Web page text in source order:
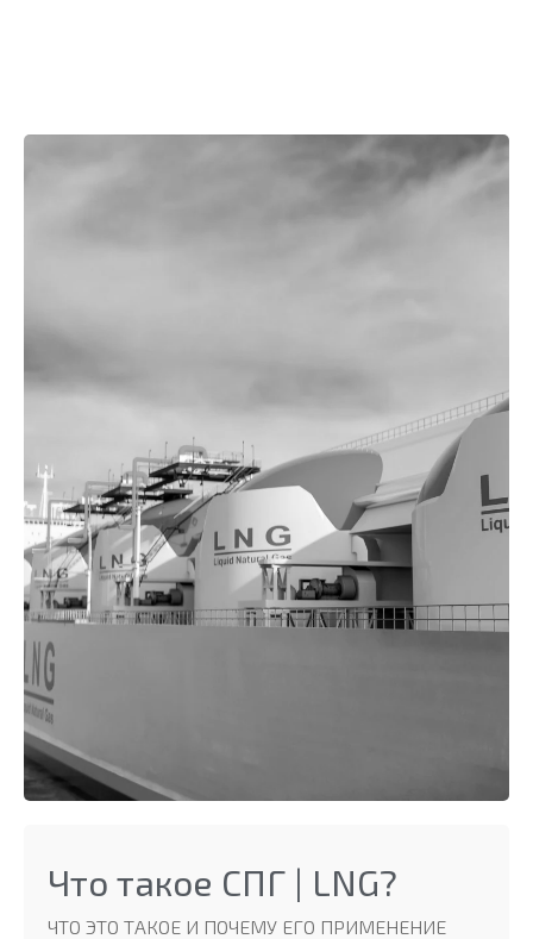
Что такое СПГ | LNG?
ЧТО ЭТО ТАКОЕ И ПОЧЕМУ ЕГО ПРИМЕНЕНИЕ